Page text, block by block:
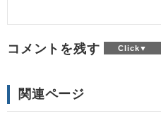
コメントを残す
関連ページ